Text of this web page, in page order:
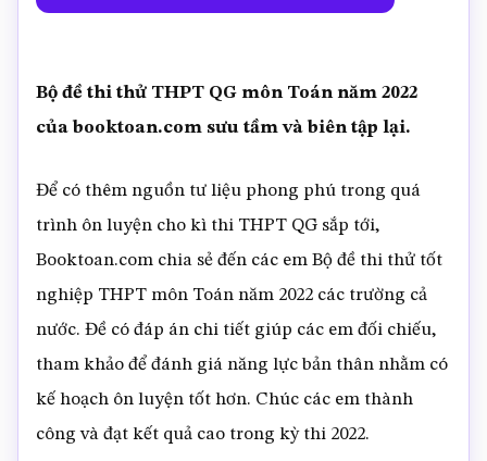
Bộ đề thi thử THPT QG môn Toán năm 2022
của booktoan.com sưu tầm và biên tập lại.
Để có thêm nguồn tư liệu phong phú trong quá
trình ôn luyện cho kì thi THPT QG sắp tới,
Booktoan.com chia sẻ đến các em Bộ đề thi thử tốt
nghiệp THPT môn Toán năm 2022 các trường cả
nước. Đề có đáp án chi tiết giúp các em đối chiếu,
tham khảo để đánh giá năng lực bản thân nhằm có
kế hoạch ôn luyện tốt hơn. Chúc các em thành
công và đạt kết quả cao trong kỳ thi 2022.